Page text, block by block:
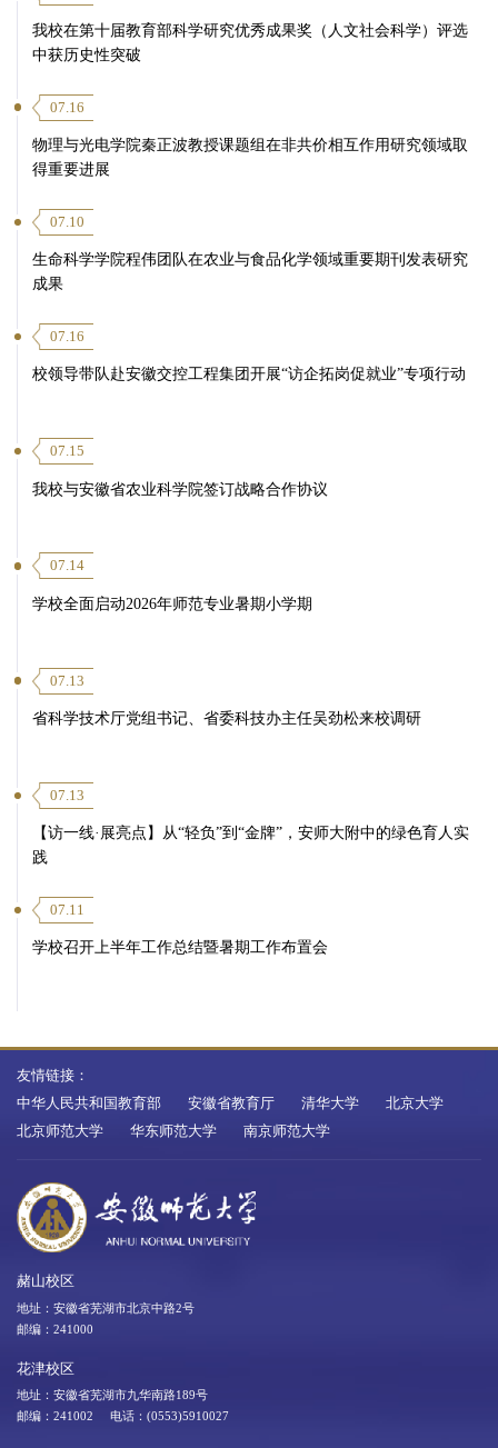
我校在第十届教育部科学研究优秀成果奖（人文社会科学）评选
中获历史性突破
07.16
物理与光电学院秦正波教授课题组在非共价相互作用研究领域取
得重要进展
07.10
生命科学学院程伟团队在农业与食品化学领域重要期刊发表研究
成果
07.16
校领导带队赴安徽交控工程集团开展“访企拓岗促就业”专项行动
07.15
我校与安徽省农业科学院签订战略合作协议
07.14
学校全面启动2026年师范专业暑期小学期
07.13
省科学技术厅党组书记、省委科技办主任吴劲松来校调研
07.13
【访一线·展亮点】从“轻负”到“金牌”，安师大附中的绿色育人实
践
07.11
学校召开上半年工作总结暨暑期工作布置会
友情链接：
中华人民共和国教育部
安徽省教育厅 清华大学
北京大学
北京师范大学
华东师范大学 南京师范大学
赭山校区
地址：安徽省芜湖市北京中路2号
邮编：241000
花津校区
地址：安徽省芜湖市九华南路189号
邮编：241002 电话：(0553)5910027